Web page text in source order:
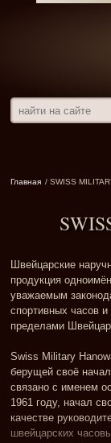
Главная / SWISS
Швейцарские
продукция
уважаемым
спортивных часов
пределами
Swiss Military
берущей своё
связано с именем
1961 году, начал
качестве
швейцарских